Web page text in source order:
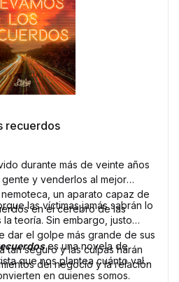
recuerdos
durante más de veinte años
y venderlos al mejor
un aparato capaz de
en el cerebro de las
las víctimas jamás sabrán lo
teoría. Sin embargo, justo
dar el golpe más grande de sus
tan seguro y las culpas harán
del negocio y la relación
es una novela de
que nos plantea cuánto valen
en quienes somos.